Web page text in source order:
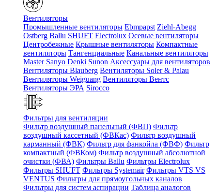
Вентиляторы
Промышленные вентиляторы Ebmpapst Ziehl-Abegg
Ostberg Ballu SHUFT Electrolux Осевые вентиляторы
Центробежные Крышные вентиляторы Компактные
вентиляторы Тангенциальные Канальные вентиляторы
Master Sanyo Denki Sunon Аксессуары для вентиляторов
Вентиляторы Blauberg Вентиляторы Soler & Palau
Вентиляторы Weiguang Вентиляторы Вентс
Вентиляторы ЭРА Sirocco
Фильтры для вентиляции
Фильтр воздушный панельный (ФВП) Фильтр
воздушный кассетный (ФВКас) Фильтр воздушный
карманный (ФВК) Фильтр для фанкойла (ФВФ) Фильтр
компактный (ФВКом) Фильтр воздушный абсолютной
очистки (ФВА) Фильтры Ballu Фильтры Electrolux
Фильтры SHUFT Фильтры Systemair Фильтры VTS VS
VENTUS Фильтры для прямоугольных каналов
Фильтры для систем аспирации Таблица аналогов